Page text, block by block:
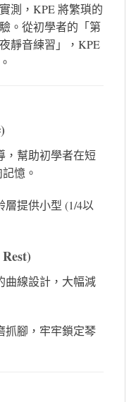
測，KPE 將繁瑣的
。從初學者的「第
靜音練習」，KPE
，幫助初學者在短
憶。
層提供小型 (1/4以
曲線設計，大幅減
抓腳，牢牢鎖定琴